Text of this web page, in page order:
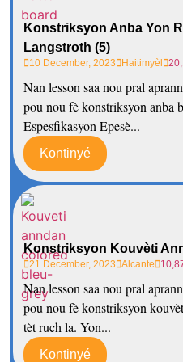
Konstriksyon Anba Yon
Langstroth (5)
10 December, 2023 Haitimyèl
Nan lesson saa nou pral
pou nou fè konstriksyon anba
Espesfikasyon Epesè...
Kontinyé
Konstriksyon Kouvèti
21 December, 2023 Alcante
Nan lesson saa nou pral
pou nou fè konstriksyon
tèt ruch la. Yon...
Kontinyé